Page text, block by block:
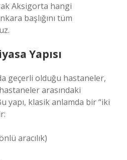
Aksigorta hangi
başlığını tüm
Yapısı
geçerli olduğu hastaneler,
arasındaki
yapı, klasik anlamda bir “iki
aracılık)